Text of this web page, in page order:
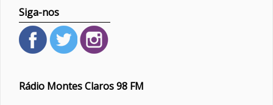
Siga-nos
Rádio Montes Claros 98 FM